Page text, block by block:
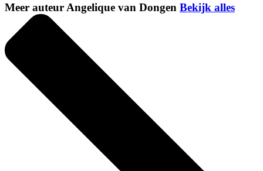
Meer auteur Angelique van Dongen Bekijk alles